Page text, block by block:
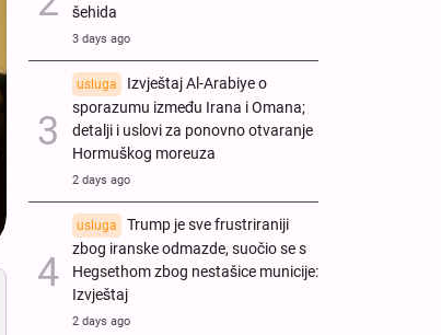
šehida
3 days ago
usluga
Izvještaj Al-Arabiye o
sporazumu između Irana i Omana;
detalji i uslovi za ponovno otvaranje
Hormuškog moreuza
2 days ago
usluga
Trump je sve frustriraniji
zbog iranske odmazde, suočio se s
Hegsethom zbog nestašice municije:
Izvještaj
2 days ago